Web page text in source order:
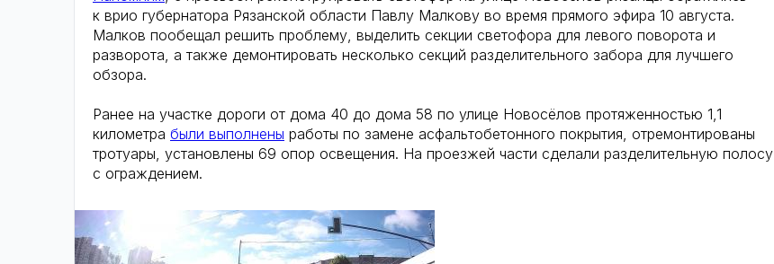
к врио губернатора Рязанской области Павлу Малкову во время прямого эфира 10 августа.
Малков пообещал решить проблему, выделить секции светофора для левого поворота и
разворота, а также демонтировать несколько секций разделительного забора для лучшего
обзора.
Ранее на участке дороги от дома 40 до дома 58 по улице Новосёлов протяженностью 1,1
километра были выполнены работы по замене асфальтобетонного покрытия, отремонтированы
тротуары, установлены 69 опор освещения. На проезжей части сделали разделительную полосу
с ограждением.